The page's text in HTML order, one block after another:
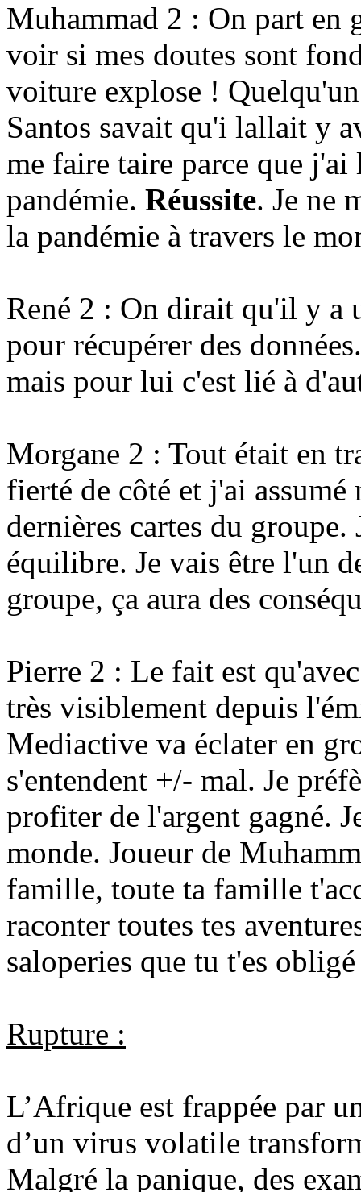
Muhammad 2 : On part en
voir si mes doutes sont
voiture explose !
Santos savait qu'i lallait y
me faire taire parce que
pandémie. Réussite. Je ne
la pandémie à travers le
René 2 : On dirait qu'il y a
pour récupérer des
mais pour lui c'est lié à
Morgane 2 : Tout était en
fierté de côté et j'ai assumé
dernières cartes du
équilibre. Je vais être l'un
groupe, ça aura des
Pierre 2 : Le fait est
très visiblement depuis
Mediactive va éclater en
s'entendent +/- mal. Je
profiter de l'argent gagné.
monde. Joueur de
famille, toute ta famille
raconter toutes tes
saloperies que tu t'es
Rupture :
L’Afrique est frappée par
d’un virus volatile
Malgré la panique, des